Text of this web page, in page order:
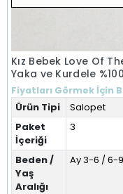
Kız Bebek Love Of
Yaka ve Kurdele
Fiyatları Görmek İçin
Ürün Tipi
Salopet
Paket
İçeriği
3
Beden /
Yaş
Aralığı
Ay 3-6 / 6-